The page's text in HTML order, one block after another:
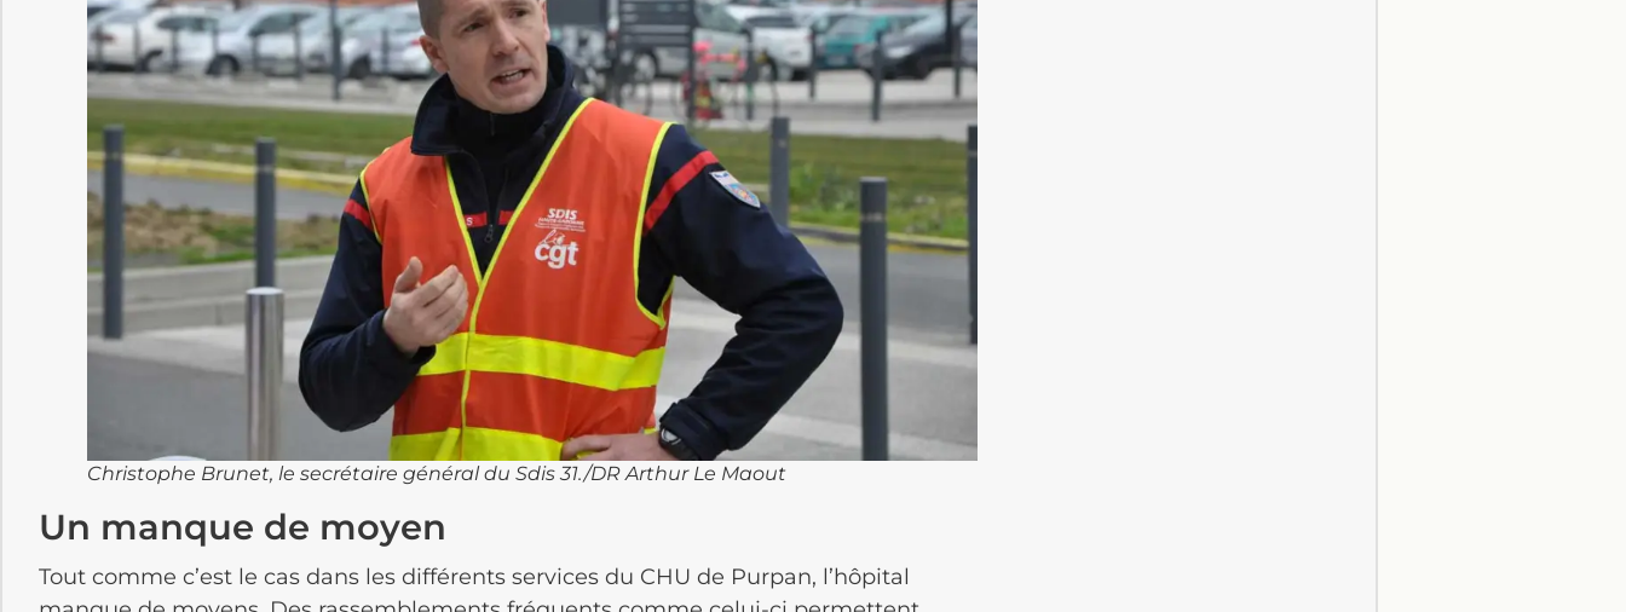
Christophe Brunet, le secrétaire général du Sdis 31./DR Arthur Le Maout
Un manque de moyen
Tout comme c’est le cas dans les différents services du CHU de Purpan, l’hôpital